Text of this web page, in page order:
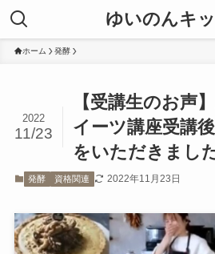
ゆいのんキ
ホーム 発酵
【受講生のお声
イーツ講座受講
をいただきまし
2022
11/23
発酵 資格関連 2022年11月23日